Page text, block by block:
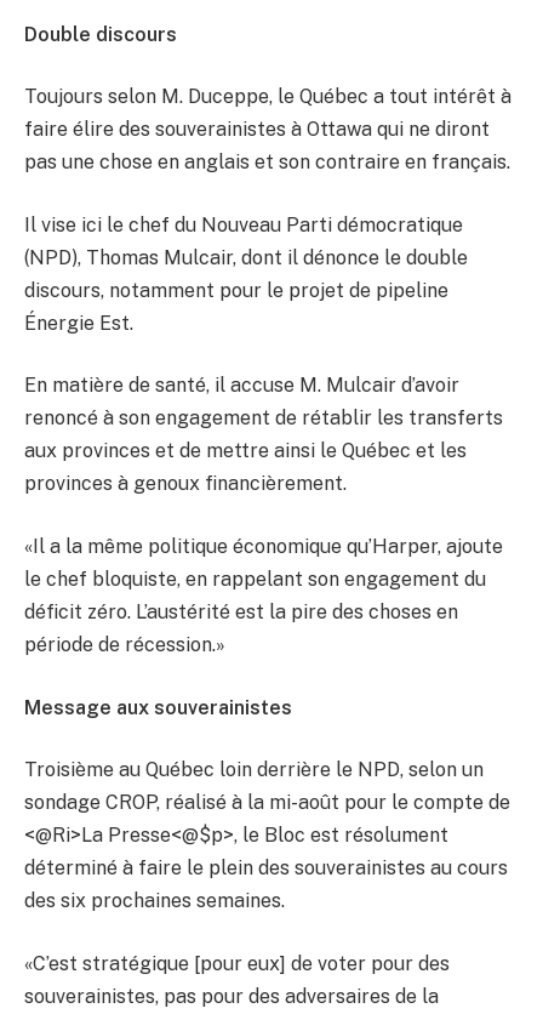
Double discours
Toujours selon M. Duceppe, le Québec a tout intérêt à
faire élire des souverainistes à Ottawa qui ne diront
pas une chose en anglais et son contraire en français.
Il vise ici le chef du Nouveau Parti démocratique
(NPD), Thomas Mulcair, dont il dénonce le double
discours, notamment pour le projet de pipeline
Énergie Est.
En matière de santé, il accuse M. Mulcair d’avoir
renoncé à son engagement de rétablir les transferts
aux provinces et de mettre ainsi le Québec et les
provinces à genoux financièrement.
«Il a la même politique économique qu’Harper, ajoute
le chef bloquiste, en rappelant son engagement du
déficit zéro. L’austérité est la pire des choses en
période de récession.»
Message aux souverainistes
Troisième au Québec loin derrière le NPD, selon un
sondage CROP, réalisé à la mi-août pour le compte de
<@Ri>La Presse<@$p>, le Bloc est résolument
déterminé à faire le plein des souverainistes au cours
des six prochaines semaines.
«C’est stratégique [pour eux] de voter pour des
souverainistes, pas pour des adversaires de la